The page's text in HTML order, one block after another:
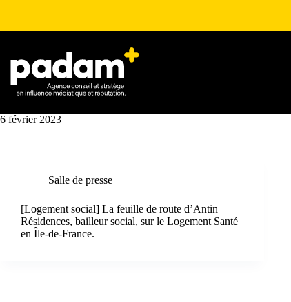
6 février 2023
Salle de presse
[Logement social] La feuille de route d’Antin
Résidences, bailleur social, sur le Logement Santé
en Île-de-France.